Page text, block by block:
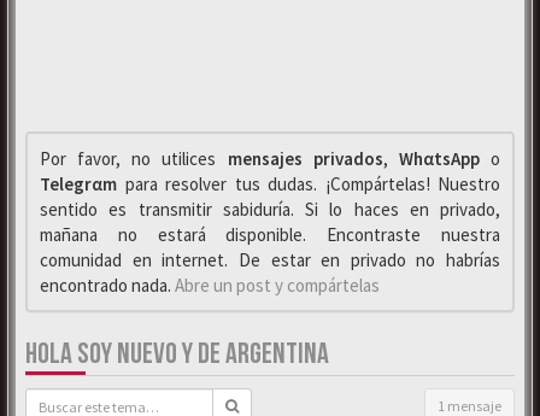
Por favor, no utilices mensajes privados, WhαtsAppo
Telegrαm para resolver tus dudas. ¡Compártelas! Nuestro
sentido es transmitir sabiduría. Si lo haces en privado,
mañana no estará disponible. Encontraste nuestra
comunidad en internet. De estar en privado no habrías
encontrado nada. Abre un post y compártelas
HOLA SOY NUEVO Y DE ARGENTINA
1 mensaje